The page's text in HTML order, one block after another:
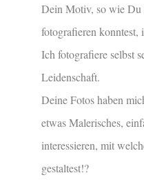
Dein Motiv, so wie Du
fotografieren konntest,
Ich fotografiere selbst
Leidenschaft.
Deine Fotos haben
etwas Malerisches,
interessieren, mit
gestaltest!?